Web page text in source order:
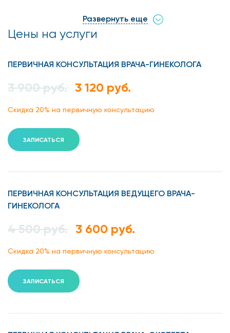
цитомегаловируса
Возбудителем заболевания является представитель
микроорганизм поселяется в мочеполовой системе,
придатков. Цитомегаловирус часто поражает шейку матки
семенной жидкости, влагалищных выделениях,
молоке, моче, крови, пути передачи его
многообразны:
половой,
в процессе переливания компонентов крови,
через молоко больной матери,
Беременность и
Развернуть еще
Цены на услуги
ПЕРВИЧНАЯ КОНСУЛЬТАЦИЯ ВРАЧА-ГИНЕКОЛОГА
3 900 руб. 3 120 руб.
Скидка 20% на первичную консультацию
ЗАПИСАТЬСЯ
ПЕРВИЧНАЯ КОНСУЛЬТАЦИЯ ВЕДУЩЕГО ВРАЧА-
ГИНЕКОЛОГА
4 500 руб. 3 600 руб.
Скидка 20% на первичную консультацию
ЗАПИСАТЬСЯ